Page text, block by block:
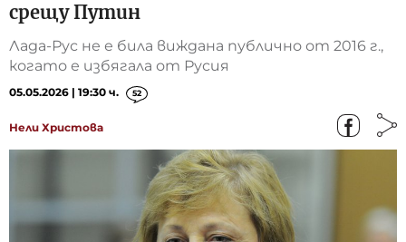
срещу Путин
Лада-Рус не е била виждана публично от 2016 г.,
когато е избягала от Русия
05.05.2026 | 19:30 ч. 52
Нели Христова